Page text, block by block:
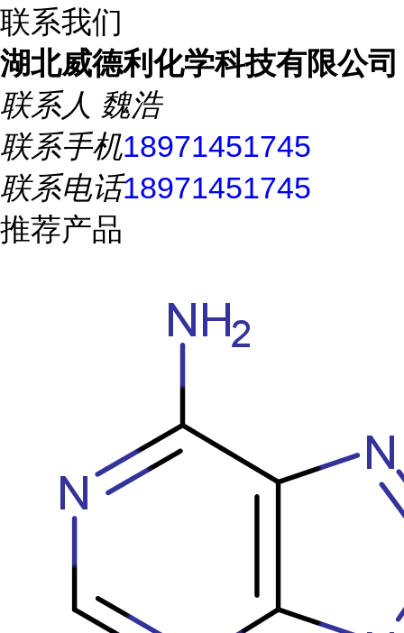
联系我们
湖北威德利化学科技有限公司
联系人 魏浩
联系手机18971451745
联系电话18971451745
推荐产品